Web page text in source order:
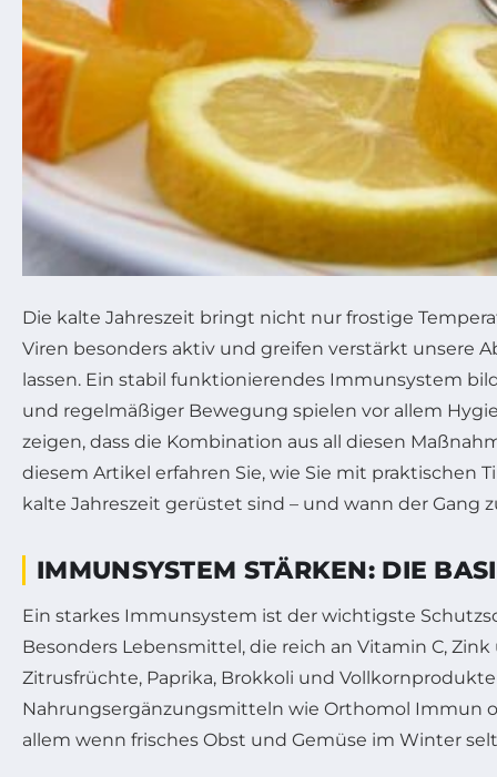
Die kalte Jahreszeit bringt nicht nur frostige
Viren besonders aktiv und greifen verstärkt unsere
lassen. Ein stabil funktionierendes Immunsystem
und regelmäßiger Bewegung spielen vor allem
zeigen, dass die Kombination aus all diesen
diesem Artikel erfahren Sie, wie Sie mit
kalte Jahreszeit gerüstet sind – und wann der Gang
IMMUNSYSTEM STÄRKEN: DIE
Ein starkes Immunsystem ist der wichtigste
Besonders Lebensmittel, die reich an Vitamin C,
Zitrusfrüchte, Paprika, Brokkoli und
Nahrungsergänzungsmitteln wie Orthomol Immun
allem wenn frisches Obst und Gemüse im Winter